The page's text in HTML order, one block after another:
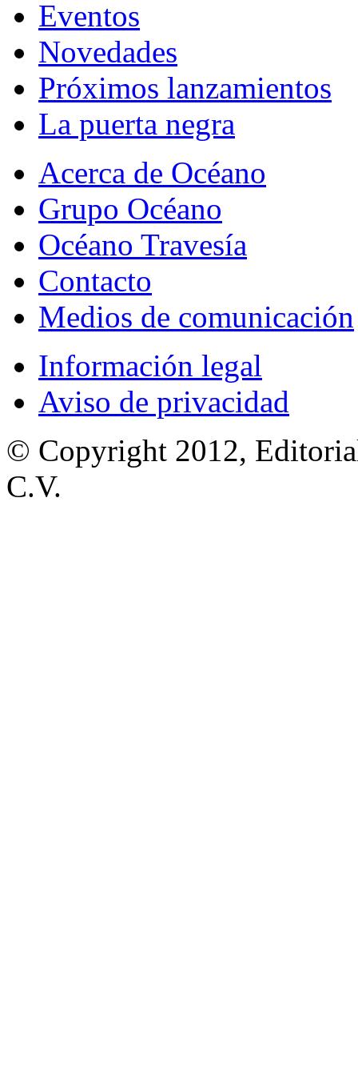
Eventos
Novedades
Próximos lanzamientos
La puerta negra
Acerca de Océano
Grupo Océano
Océano Travesía
Contacto
Medios de comunicación
Información legal
Aviso de privacidad
© Copyright 2012,
C.V.